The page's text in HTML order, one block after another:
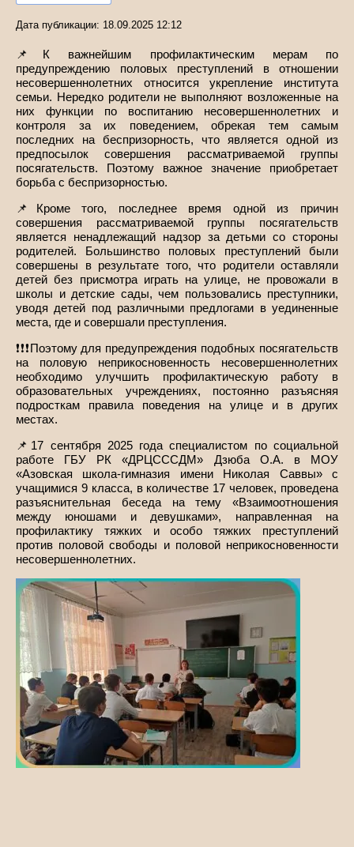
Дата публикации: 18.09.2025 12:12
📌К важнейшим профилактическим мерам по
предупреждению половых преступлений в отношении
несовершеннолетних относится укрепление института
семьи. Нередко родители не выполняют возложенные на
них функции по воспитанию несовершеннолетних и
контроля за их поведением, обрекая тем самым
последних на беспризорность, что является одной из
предпосылок совершения рассматриваемой группы
посягательств. Поэтому важное значение приобретает
борьба с беспризорностью.
📌Кроме того, последнее время одной из причин
совершения рассматриваемой группы посягательств
является ненадлежащий надзор за детьми со стороны
родителей. Большинство половых преступлений были
совершены в результате того, что родители оставляли
детей без присмотра играть на улице, не провожали в
школы и детские сады, чем пользовались преступники,
уводя детей под различными предлогами в уединенные
места, где и совершали преступления.
❗❗❗Поэтому для предупреждения подобных посягательств
на половую неприкосновенность несовершеннолетних
необходимо улучшить профилактическую работу в
образовательных учреждениях, постоянно разъясняя
подросткам правила поведения на улице и в других
местах.
📌17 сентября 2025 года специалистом по социальной
работе ГБУ РК «ДРЦСССДМ» Дзюба О.А. в МОУ
«Азовская школа-гимназия имени Николая Саввы» с
учащимися 9 класса, в количестве 17 человек, проведена
разъяснительная беседа на тему «Взаимоотношения
между юношами и девушками», направленная на
профилактику тяжких и особо тяжких преступлений
против половой свободы и половой неприкосновенности
несовершеннолетних.